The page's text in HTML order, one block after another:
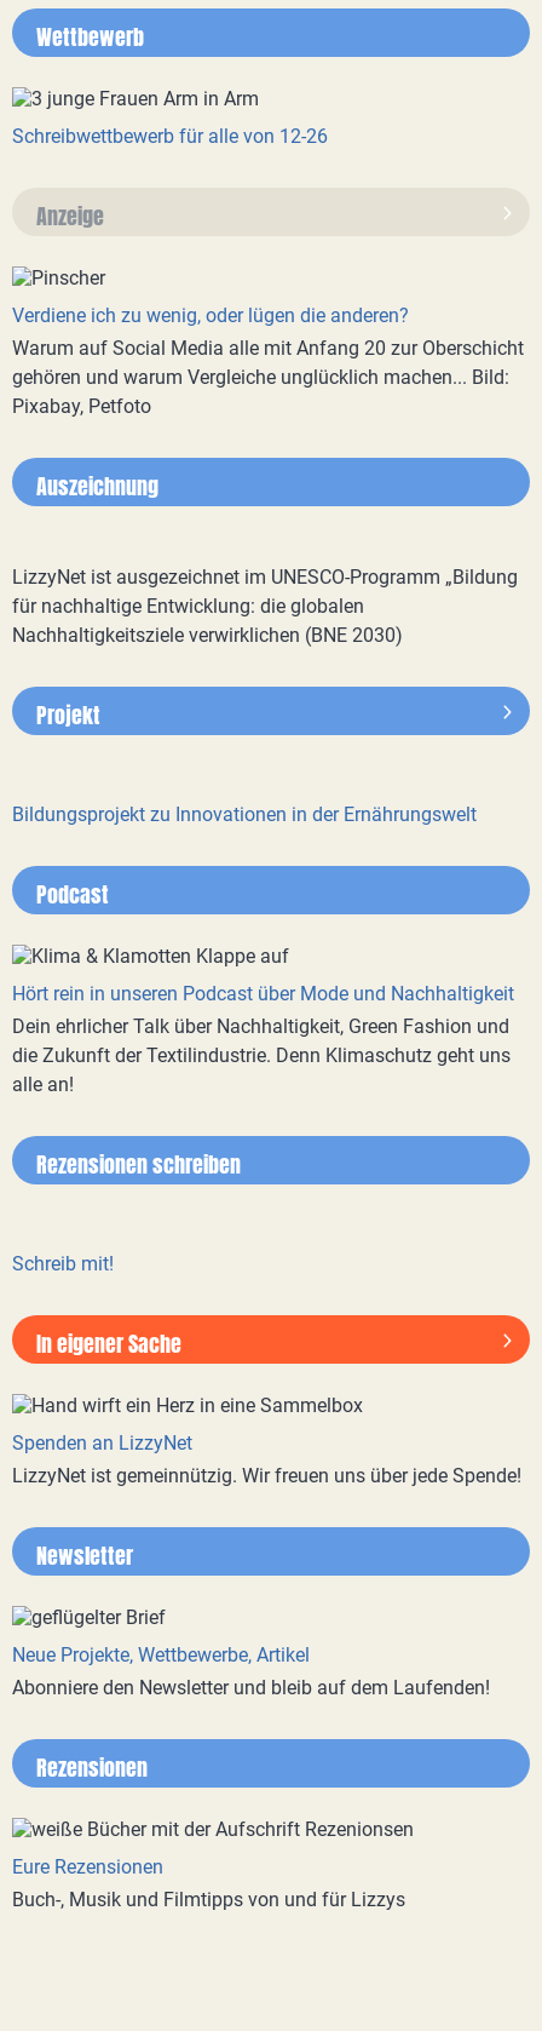
Wettbewerb
Schreibwettbewerb für alle von 12-26
Anzeige
Verdiene ich zu wenig, oder lügen die anderen?
Warum auf Social Media alle mit Anfang 20 zur Oberschicht
gehören und warum Vergleiche unglücklich machen... Bild:
Pixabay, Petfoto
Auszeichnung
LizzyNet ist ausgezeichnet im UNESCO-Programm „Bildung
für nachhaltige Entwicklung: die globalen
Nachhaltigkeitsziele verwirklichen (BNE 2030)
Projekt
Bildungsprojekt zu Innovationen in der Ernährungswelt
Podcast
Hört rein in unseren Podcast über Mode und Nachhaltigkeit
Dein ehrlicher Talk über Nachhaltigkeit, Green Fashion und
die Zukunft der Textilindustrie. Denn Klimaschutz geht uns
alle an!
Rezensionen schreiben
Schreib mit!
In eigener Sache
Spenden an LizzyNet
LizzyNet ist gemeinnützig. Wir freuen uns über jede Spende!
Newsletter
Neue Projekte, Wettbewerbe, Artikel
Abonniere den Newsletter und bleib auf dem Laufenden!
Rezensionen
Eure Rezensionen
Buch-, Musik und Filmtipps von und für Lizzys